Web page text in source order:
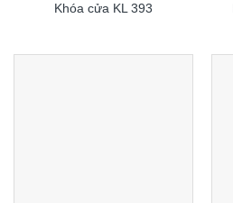
Khóa cửa KL 393